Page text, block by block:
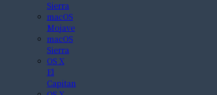
Sierra
macOS
Mojave
macOS
Sierra
OS X
El
Capitan